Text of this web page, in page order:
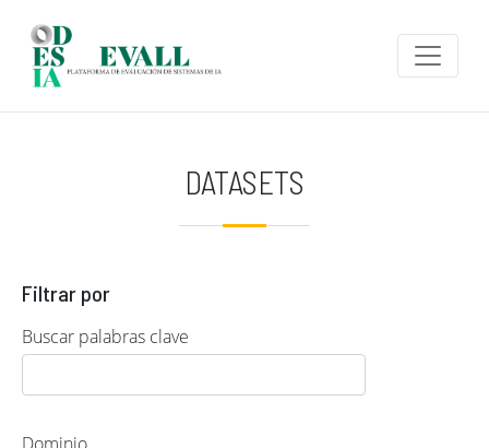
DATASETS
Filtrar por
Buscar palabras clave